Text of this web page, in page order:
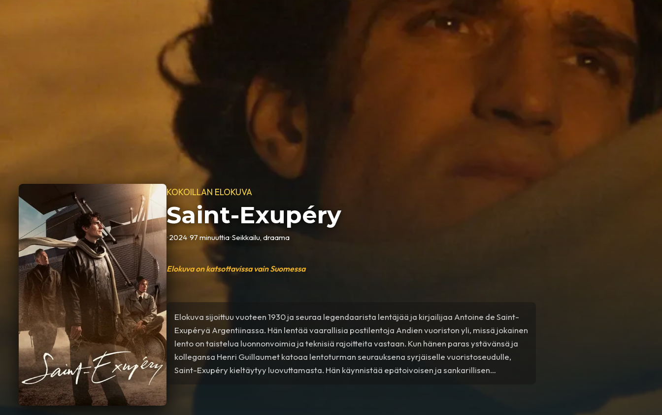
KOKOILLAN ELOKUVA
Saint-Exupéry
•2024•97 minuuttia•Seikkailu, draama
Elokuva on katsottavissa vain Suomessa
Elokuva sijoittuu vuoteen 1930 ja seuraa legendaarista lentäjää ja kirjailijaa Antoine de Saint-
Exupéryä Argentiinassa. Hän lentää vaarallisia postilentoja Andien vuoriston yli, missä jokainen
lento on taistelua luonnonvoimia ja teknisiä rajoitteita vastaan. Kun hänen paras ystävänsä ja
kollegansa Henri Guillaumet katoaa lentoturman seurauksena syrjäiselle vuoristoseudulle,
Saint-Exupéry kieltäytyy luovuttamasta. Hän käynnistää epätoivoisen ja sankarillisen